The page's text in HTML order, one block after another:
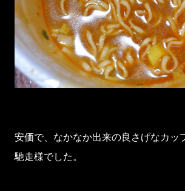
安価で、なかなか出来の良さげなカ
馳走様でした。